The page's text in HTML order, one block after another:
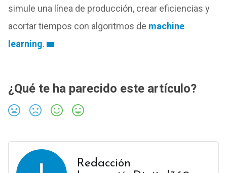
simule una línea de producción, crear eficiencias y
acortar tiempos con algoritmos de machine
learning.
¿Qué te ha parecido este artículo?
Redacción